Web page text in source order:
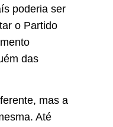
poderia ser
o Partido
das
mas a
Até